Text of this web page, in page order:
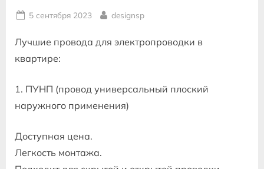
Posted
5 сентября 2023 By
designsp
Лучшие провода для электропроводки в
квартире:
1. ПУНП (провод универсальный плоский
наружного применения)
Доступная цена.
Легкость монтажа.